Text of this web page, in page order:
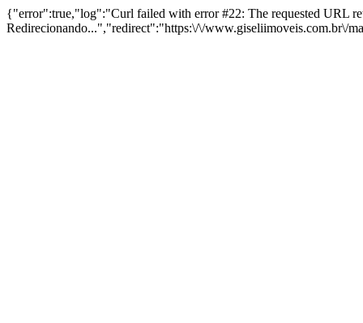
{"error":true,"log":"Curl failed with error #22: The requested URL
Redirecionando...","redirect":"https:\/\/www.giseliimoveis.com.br\/